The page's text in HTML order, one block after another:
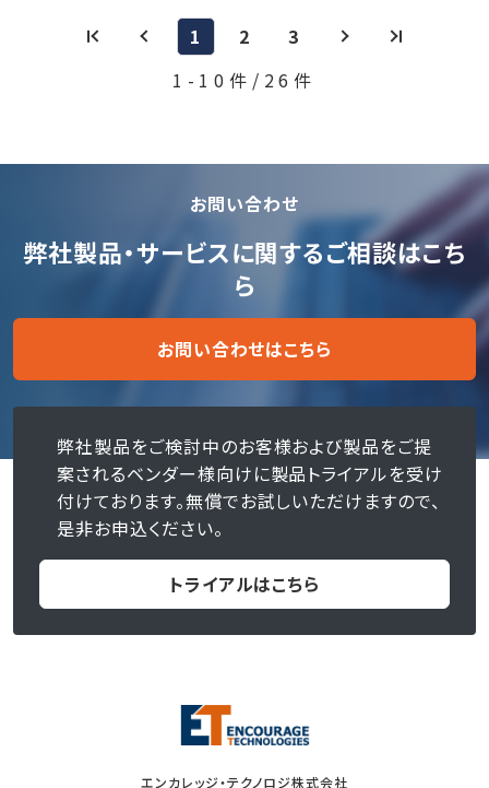
1
2
3
1-10件/26件
お問い合わせ
弊社製品・サービスに関するご相談はこち
ら
お問い合わせはこちら
弊社製品をご検討中のお客様および製品をご提
案されるベンダー様向けに製品トライアルを受け
付けております。無償でお試しいただけますので、
是非お申込ください。
トライアルはこちら
エンカレッジ・テクノロジ株式会社